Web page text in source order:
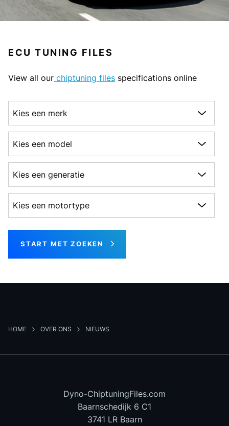
ECU TUNING FILES
View all our chiptuning files specifications online
START MET ZOEKEN
HOME OVER ONS NIEUWS
Dyno-ChiptuningFiles.com
Baarnschedijk 6 C1
3741 LR Baarn